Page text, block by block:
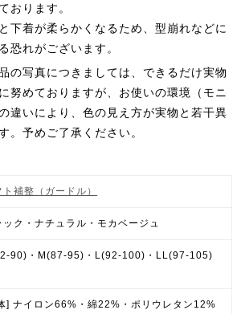
おります。
下着が柔らかくなるため、型崩れなどに
恐れがございます。
の写真につきましては、できるだけ実物
努めておりますが、お使いの環境（モニ
違いにより、色の見え方が実物と若干異
。予めご了承ください。
ト補整（ガードル）
ック・ナチュラル・モカベージュ
90)・M(87-95)・L(92-100)・LL(97-105)
] ナイロン66%・綿22%・ポリウレタン12%